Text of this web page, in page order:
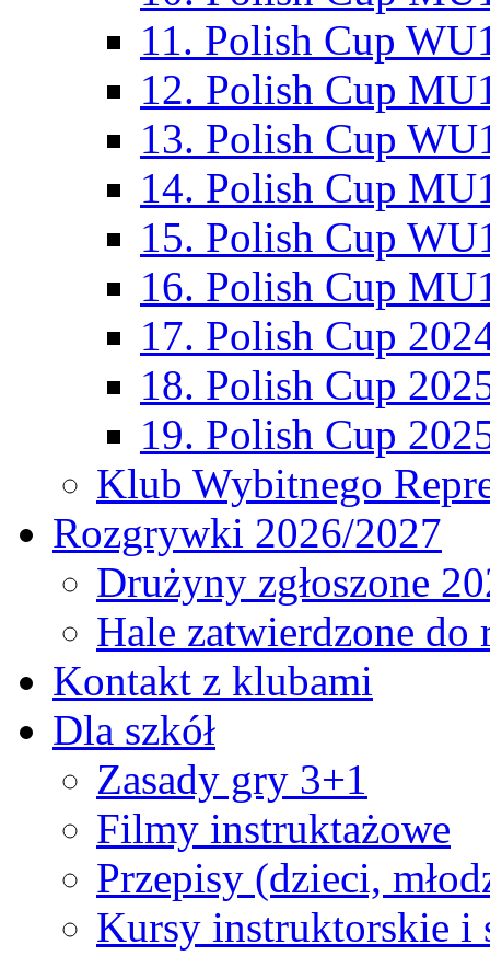
11. Polish Cup
12. Polish Cup
13. Polish Cup
14. Polish Cup
15. Polish Cup
16. Polish Cup
17. Polish Cup
18. Polish Cup
19. Polish Cup
Klub Wybitnego
Rozgrywki 2026/2027
Drużyny zgłoszone
Hale zatwierdzone
Kontakt z klubami
Dla szkół
Zasady gry 3+1
Filmy instruktażowe
Przepisy (dzieci,
Kursy instruktorskie i